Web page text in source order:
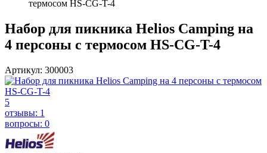
термосом HS-CG-T-4
Набор для пикника Helios Camping на
4 персоны с термосом HS-CG-T-4
Артикул: 300003
5
отзывы: 1
вопросы: 0